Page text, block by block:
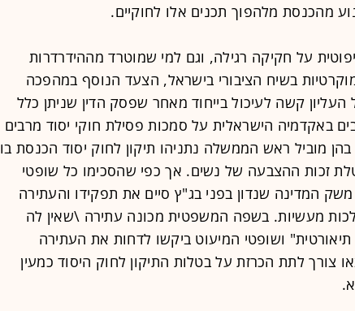
מהכנסת מלהפוך תכנים אלו לחוקיים.
על חקיקה רגילה, וגם למי שמוטרד מההידרדרות
בשיח הציבורי בישראל, הצעד הנוסף במהפכה
קשה לעיכול בייחוד מאחר שפסק הדין שניתן כלל
באקדמיה הישראלית על סמכות פסילת חוקי יסוד מרבים
בהן מוביל ראש הממשלה נתניהו תיקון לחוק יסוד הכנסת בו
זכות ההצבעה של נשים. אך כפי שהסכימו כל שופטי
המדינה שנדון בפני בג"ץ סיים את תפקידו והעתירה
מעשיות. בשפה המשפטית מכונה עתירה \שאין לה
ושופטי המיעוט ביקשו לדחות את העתירה
צורך לתת הכרזת על בטלות התיקון לחוק היסוד כמעין